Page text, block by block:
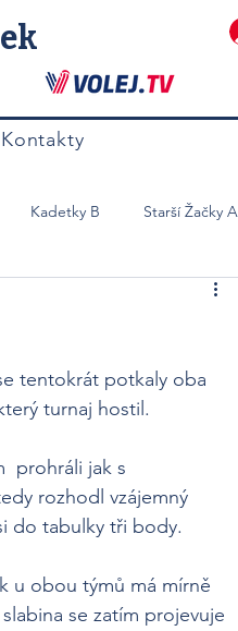
Kontakty
Kadetky B Starší Žačky A
tentokrát potkaly oba
turnaj hostil.
prohráli jak s
rozhodl vzájemný
do tabulky tři body.
u obou týmů má mírně
se zatím projevuje